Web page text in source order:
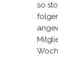
so